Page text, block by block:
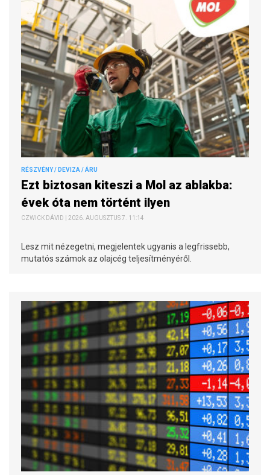
RÉSZVÉNY / DEVIZA / ÁRU
Ezt biztosan kiteszi a Mol az ablakba:
évek óta nem történt ilyen
CZWICK DÁVID | 2026. AUGUSZTUS 7. 11:14
Lesz mit nézegetni, megjelentek ugyanis a legfrissebb,
mutatós számok az olajcég teljesítményéről.